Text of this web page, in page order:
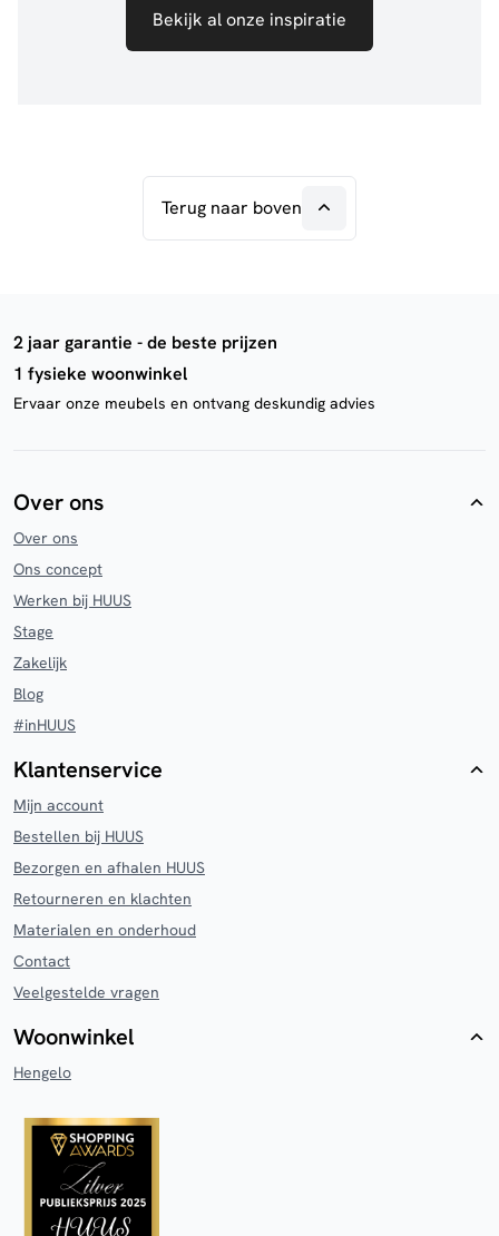
Bekijk al onze inspiratie
Terug naar boven
2 jaar garantie - de beste prijzen
1 fysieke woonwinkel
Ervaar onze meubels en ontvang deskundig advies
Over ons
Over ons
Ons concept
Werken bij HUUS
Stage
Zakelijk
Blog
#inHUUS
Klantenservice
Mijn account
Bestellen bij HUUS
Bezorgen en afhalen HUUS
Retourneren en klachten
Materialen en onderhoud
Contact
Veelgestelde vragen
Woonwinkel
Hengelo